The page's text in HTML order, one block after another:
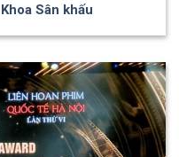
Sân khấu